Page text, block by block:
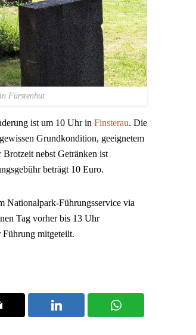
ist um 10 Uhr in Finsterau. Die
Grundkondition, geeignetem
nebst Getränken ist
beträgt 10 Euro.
Nationalpark-Führungsservice via
Tag vorher bis 13 Uhr
mitgeteilt.